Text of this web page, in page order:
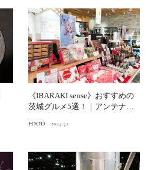
《IBARAKI sense》おすすめの
茨城グルメ5選！｜アンテナシ
FOOD 2024.5.1